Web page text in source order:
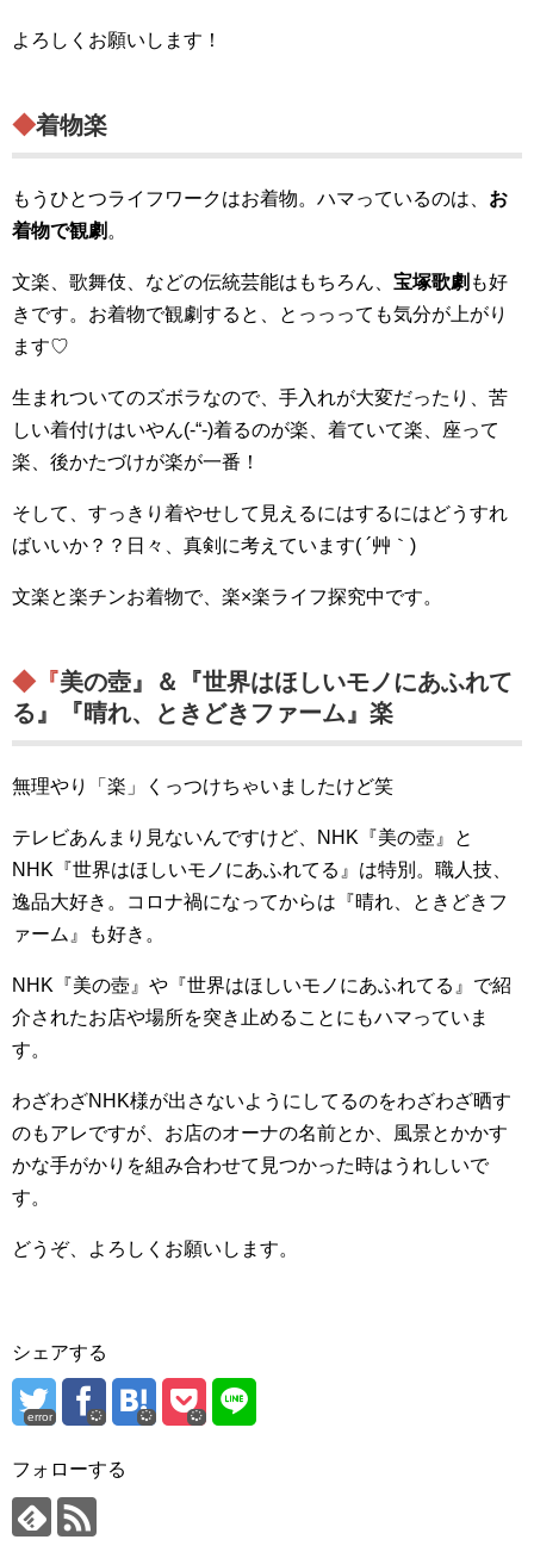
よろしくお願いします！
◆着物楽
もうひとつライフワークはお着物。ハマっているのは、 お
着物で観劇 。
文楽、歌舞伎、などの伝統芸能はもちろん、 宝塚歌劇 も好
きです。お着物で観劇すると、とっっっても気分が上がり
ます♡
生まれついてのズボラなので、手入れが大変だったり、苦
しい着付けはいやん(-“-)着るのが楽、着ていて楽、座って
楽、後かたづけが楽が一番！
そして、すっきり着やせして見えるにはするにはどうすれ
ばいいか？？日々、真剣に考えています( ´艸｀)
文楽と楽チンお着物で、楽×楽ライフ探究中です。
◆『美の壺』＆『世界はほしいモノにあふれて
る』『晴れ、ときどきファーム』楽
無理やり「楽」くっつけちゃいましたけど笑
テレビあんまり見ないんですけど、NHK『美の壺』と
NHK『世界はほしいモノにあふれてる』は特別。職人技、
逸品大好き。コロナ禍になってからは『晴れ、ときどきフ
ァーム』も好き。
NHK『美の壺』や『世界はほしいモノにあふれてる』で紹
介されたお店や場所を突き止めることにもハマっていま
す。
わざわざNHK様が出さないようにしてるのをわざわざ晒す
のもアレですが、お店のオーナの名前とか、風景とかかす
かな手がかりを組み合わせて見つかった時はうれしいで
す。
どうぞ、よろしくお願いします。
シェアする
error
フォローする